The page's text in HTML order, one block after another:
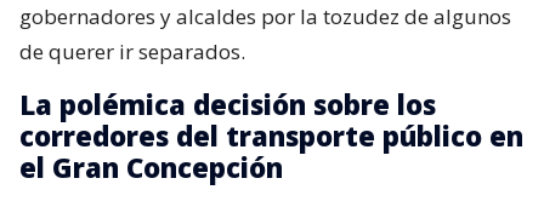
gobernadores y alcaldes por la tozudez de algunos
de querer ir separados.
La polémica decisión sobre los
corredores del transporte público en
el Gran Concepción